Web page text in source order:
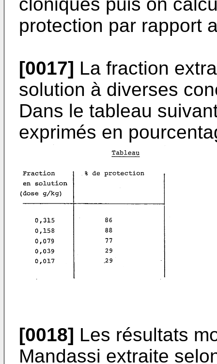
protection par rapport
[0017] La fraction
solution à diverses
Dans le tableau
exprimés en
[0018] Les résultats
Mandassi extraite